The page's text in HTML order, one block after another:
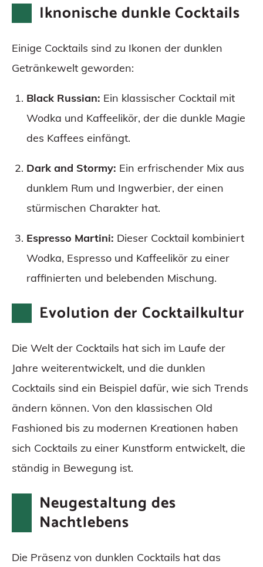
Iknonische dunkle Cocktails
Einige Cocktails sind zu Ikonen der dunklen
Getränkewelt geworden:
Black Russian: Ein klassischer Cocktail mit
Wodka und Kaffeelikör, der die dunkle Magie
des Kaffees einfängt.
Dark and Stormy: Ein erfrischender Mix aus
dunklem Rum und Ingwerbier, der einen
stürmischen Charakter hat.
Espresso Martini: Dieser Cocktail kombiniert
Wodka, Espresso und Kaffeelikör zu einer
raffinierten und belebenden Mischung.
Evolution der Cocktailkultur
Die Welt der Cocktails hat sich im Laufe der
Jahre weiterentwickelt, und die dunklen
Cocktails sind ein Beispiel dafür, wie sich Trends
ändern können. Von den klassischen Old
Fashioned bis zu modernen Kreationen haben
sich Cocktails zu einer Kunstform entwickelt, die
ständig in Bewegung ist.
Neugestaltung des
Nachtlebens
Die Präsenz von dunklen Cocktails hat das